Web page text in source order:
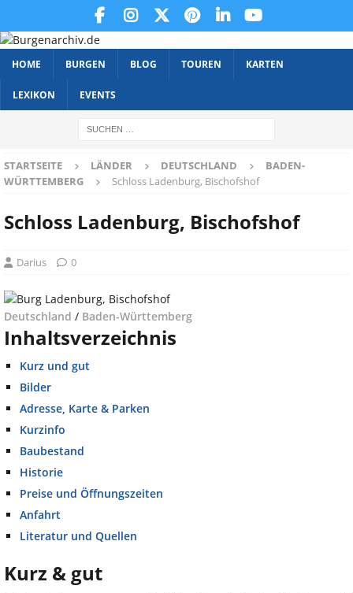
HOME BURGEN BLOG TOUREN KARTEN
LEXIKON EVENTS
STARTSEITE LÄNDER DEUTSCHLAND
BADEN-
WÜRTTEMBERG
Schloss Ladenburg, Bischofshof
Schloss Ladenburg, Bischofshof
Darius 0
Deutschland / Baden-Württemberg
Inhaltsverzeichnis
Kurz und gut
Bilder
Adresse, Karte & Parken
Kurzinfo
Baubestand
Historie
Preise und Öffnungszeiten
Anfahrt
Literatur und Quellen
Kurz & gut